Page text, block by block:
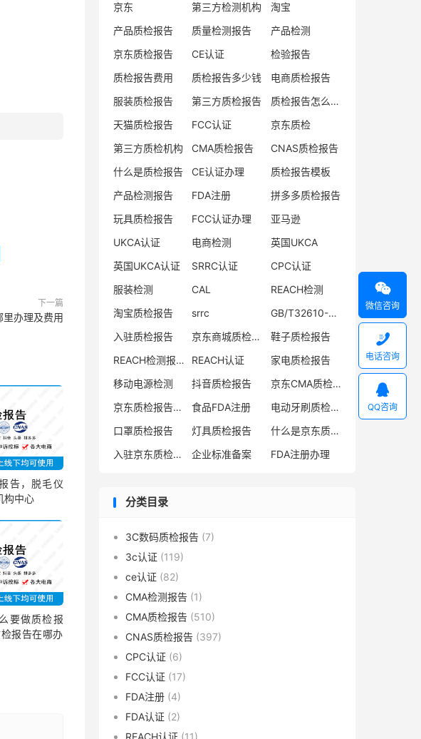
下一篇
里办理及费用
告，脱毛仪
构中心
要做质检报
报告在哪办
京东
第三方检测机构
淘宝
产品质检报告
质量检测报告
产品检测
京东质检报告
CE认证
检验报告
质检报告费用
质检报告多少钱
电商质检报告
服装质检报告
第三方质检报告
质检报告怎么办理
天猫质检报告
FCC认证
京东质检
第三方质检机构
CMA质检报告
CNAS质检报告
什么是质检报告
CE认证办理
质检报告模板
产品检测报告
FDA注册
拼多多质检报告
玩具质检报告
FCC认证办理
亚马逊
UKCA认证
电商检测
英国UKCA
英国UKCA认证
SRRC认证
CPC认证
服装检测
CAL
REACH检测
淘宝质检报告
srrc
GB/T32610-2016
入驻质检报告
京东商城质检报告
鞋子质检报告
REACH检测报告
REACH认证
家电质检报告
移动电源检测
抖音质检报告
京东CMA质检报告
京东质检报告办理
食品FDA注册
电动牙刷质检报告
口罩质检报告
灯具质检报告
什么是京东质检报告
入驻京东质检报告
企业标准备案 FDA注册办理
分类目录
3C数码质检报告 (7)
3c认证 (119)
ce认证 (82)
CMA检测报告 (1)
CMA质检报告 (510)
CNAS质检报告 (397)
CPC认证 (6)
FCC认证 (17)
FDA注册 (4)
FDA认证 (2)
REACH认证 (11)

微信咨询

电话咨询

QQ咨询